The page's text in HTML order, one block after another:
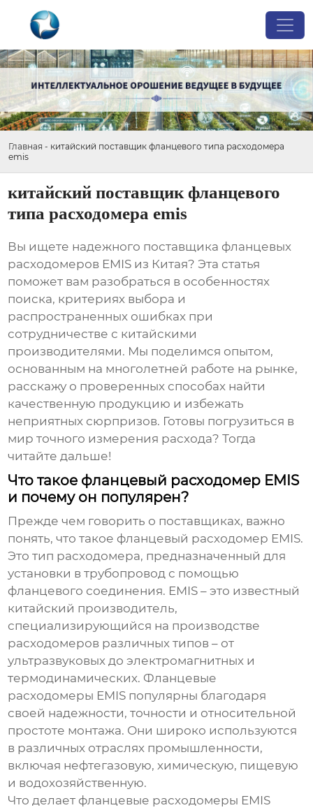
Главная - китайский поставщик фланцевого типа расходомера
emis
китайский поставщик фланцевого
типа расходомера emis
Вы ищете надежного поставщика фланцевых
расходомеров EMIS из Китая? Эта статья
поможет вам разобраться в особенностях
поиска, критериях выбора и
распространенных ошибках при
сотрудничестве с китайскими
производителями. Мы поделимся опытом,
основанным на многолетней работе на рынке,
расскажу о проверенных способах найти
качественную продукцию и избежать
неприятных сюрпризов. Готовы погрузиться в
мир точного измерения расхода? Тогда
читайте дальше!
Что такое фланцевый расходомер EMIS
и почему он популярен?
Прежде чем говорить о поставщиках, важно
понять, что такое фланцевый расходомер EMIS.
Это тип расходомера, предназначенный для
установки в трубопровод с помощью
фланцевого соединения. EMIS – это известный
китайский производитель,
специализирующийся на производстве
расходомеров различных типов – от
ультразвуковых до электромагнитных и
термодинамических. Фланцевые
расходомеры EMIS популярны благодаря
своей надежности, точности и относительной
простоте монтажа. Они широко используются
в различных отраслях промышленности,
включая нефтегазовую, химическую, пищевую
и водохозяйственную.
Что делает фланцевые расходомеры EMIS